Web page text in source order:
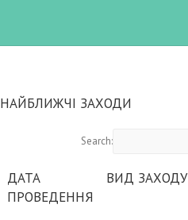
НАЙБЛИЖЧІ ЗАХОДИ
Search:
ДАТА
ПРОВЕДЕННЯ
ВИД ЗАХОДУ